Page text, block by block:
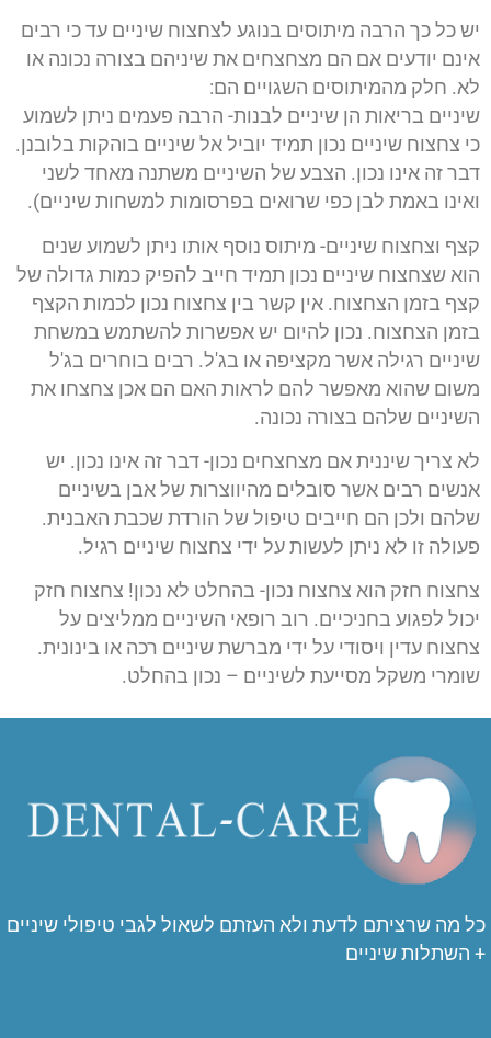
יש כל כך הרבה מיתוסים בנוגע לצחצוח שיניים עד כי רבים
אינם יודעים אם הם מצחצחים את שיניהם בצורה נכונה או
לא. חלק מהמיתוסים השגויים הם:
שיניים בריאות הן שיניים לבנות- הרבה פעמים ניתן לשמוע
כי צחצוח שיניים נכון תמיד יוביל אל שיניים בוהקות בלובנן.
דבר זה אינו נכון. הצבע של השיניים משתנה מאחד לשני
ואינו באמת לבן כפי שרואים בפרסומות למשחות שיניים).
קצף וצחצוח שיניים- מיתוס נוסף אותו ניתן לשמוע שנים
הוא שצחצוח שיניים נכון תמיד חייב להפיק כמות גדולה של
קצף בזמן הצחצוח. אין קשר בין צחצוח נכון לכמות הקצף
בזמן הצחצוח. נכון להיום יש אפשרות להשתמש במשחת
שיניים רגילה אשר מקציפה או בג'ל. רבים בוחרים בג'ל
משום שהוא מאפשר להם לראות האם הם אכן צחצחו את
השיניים שלהם בצורה נכונה.
לא צריך שיננית אם מצחצחים נכון- דבר זה אינו נכון. יש
אנשים רבים אשר סובלים מהיווצרות של אבן בשיניים
שלהם ולכן הם חייבים טיפול של הורדת שכבת האבנית.
פעולה זו לא ניתן לעשות על ידי צחצוח שיניים רגיל.
צחצוח חזק הוא צחצוח נכון- בהחלט לא נכון! צחצוח חזק
יכול לפגוע בחניכיים. רוב רופאי השיניים ממליצים על
צחצוח עדין ויסודי על ידי מברשת שיניים רכה או בינונית.
שומרי משקל מסייעת לשיניים – נכון בהחלט.
כל מה שרציתם לדעת ולא העזתם לשאול לגבי טיפולי שיניים
+ השתלות שיניים